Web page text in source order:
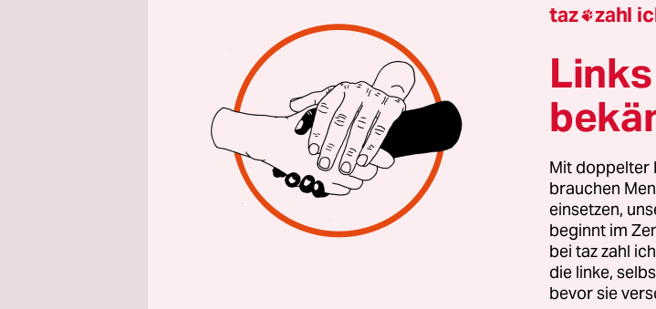
Von
Als sichdie EU-Regierungschefs und
2023 auf das neue Asylsystem Geas
Das wurde damals gerade noch von der
Partei regiert. Nur drei Tage später
dem Amt geschiedene PiS-
schon wieder: „Lehnt diese für Polen
unverzüglich ab, damit wir in einem
können, auch in den kommenden
taz zahl
Mit doppelter
brauchen
einsetzen,
beginnt im
bei taz zahl
die linke,
bevor sie